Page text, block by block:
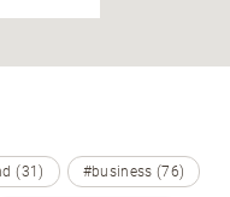
(31) #business (76)